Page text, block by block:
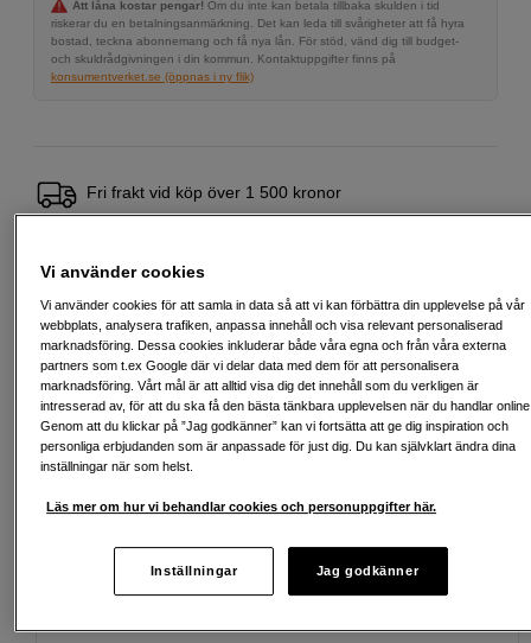
Att låna kostar pengar! Om du inte kan betala tillbaka skulden i tid
riskerar du en betalningsanmärkning. Det kan leda till svårigheter att få hyra
bostad, teckna abonnemang och få nya lån. För stöd, vänd dig till budget-
och skuldrådgivningen i din kommun. Kontaktuppgifter finns på
konsumentverket.se (öppnas i ny flik)
Fri frakt vid köp över 1 500 kronor
Passande tillbehör Se fler tillbehör
Vi använder cookies
Vi använder cookies för att samla in data så att vi kan förbättra din upplevelse på vår
webbplats, analysera trafiken, anpassa innehåll och visa relevant personaliserad
marknadsföring. Dessa cookies inkluderar både våra egna och från våra externa
partners som t.ex Google där vi delar data med dem för att personalisera
marknadsföring. Vårt mål är att alltid visa dig det innehåll som du verkligen är
intresserad av, för att du ska få den bästa tänkbara upplevelsen när du handlar
Genom att du klickar på ”Jag godkänner” kan vi fortsätta att ge dig inspiration och
personliga erbjudanden som är anpassade för just dig. Du kan självklart ändra dina
inställningar när som helst.
Läs mer om hur vi behandlar cookies och personuppgifter här.
Inställningar Jag godkänner